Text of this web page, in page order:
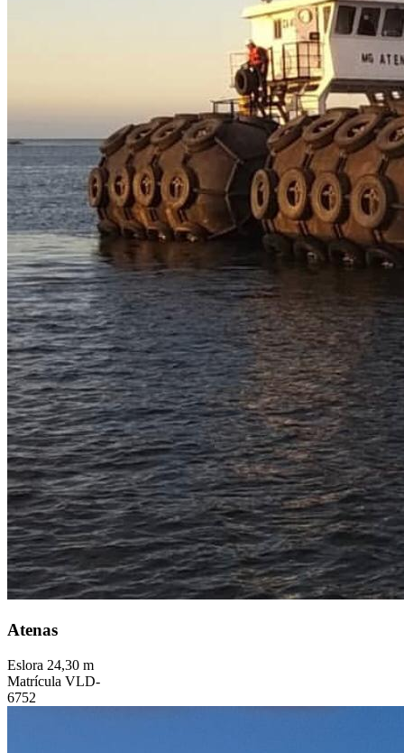
Atenas
Eslora 24,30 m
Matrícula VLD-
6752